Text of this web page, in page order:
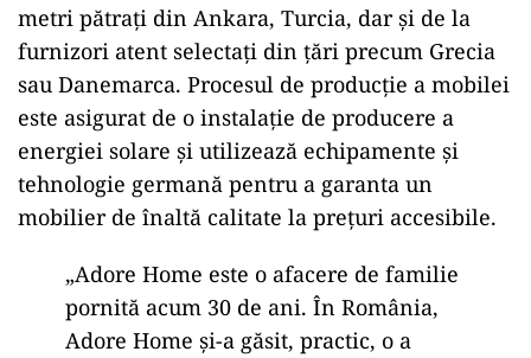
metri pătrați din Ankara, Turcia, dar și de la
furnizori atent selectați din țări precum Grecia
sau Danemarca. Procesul de producție a mobilei
este asigurat de o instalație de producere a
energiei solare și utilizează echipamente și
tehnologie germană pentru a garanta un
mobilier de înaltă calitate la prețuri accesibile.
„Adore Home este o afacere de familie
pornită acum 30 de ani. În România,
Adore Home şi-a găsit, practic, o a